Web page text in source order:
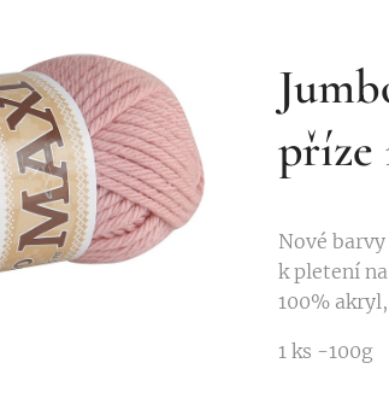
příze
Nové
k pletení
100%
1 ks -100g